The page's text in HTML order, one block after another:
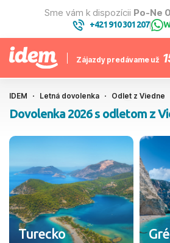
Sme vám k dispozícii Po-Ne
+421 910 301 207|
Zájazdy predávame už
IDEM Letná dovolenka Odlet z Viedne
Dovolenka 2026 s odletom z
Turecko